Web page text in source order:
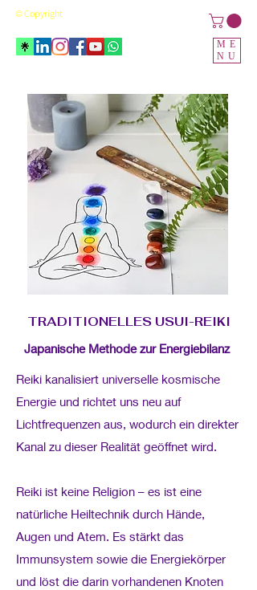
ME
NU
© Copyright
TRADITIONELLES USUI-REIKI
Japanische Methode zur Energiebilanz
Reiki kanalisiert universelle kosmische
Energie und richtet uns neu auf
Lichtfrequenzen aus, wodurch ein direkter
Kanal zu dieser Realität geöffnet wird.
Reiki ist keine Religion – es ist eine
natürliche Heiltechnik durch Hände,
Augen und Atem. Es stärkt das
Immunsystem sowie die Energiekörper
und löst die darin vorhandenen Knoten